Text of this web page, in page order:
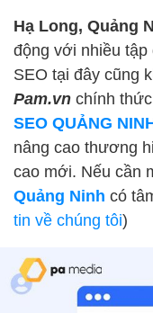
Hạ Long, Quảng
động với nhiều tập
SEO tại đây cũng
Pam.vn chính
SEO QUẢNG
nâng cao thương
cao mới. Nếu cần
Quảng Ninh có
tin về chúng tôi)